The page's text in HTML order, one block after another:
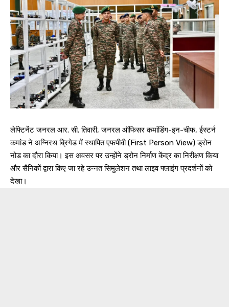
लेफ्टिनेंट जनरल आर. सी. तिवारी, जनरल ऑफिसर कमांडिंग-इन-चीफ, ईस्टर्न
कमांड ने अग्निरथ ब्रिगेड में स्थापित एफपीवी (First Person View) ड्रोन
नोड का दौरा किया। इस अवसर पर उन्होंने ड्रोन निर्माण केंद्र का निरीक्षण किया
और सैनिकों द्वारा किए जा रहे उन्नत सिमुलेशन तथा लाइव फ्लाइंग प्रदर्शनों को
देखा।